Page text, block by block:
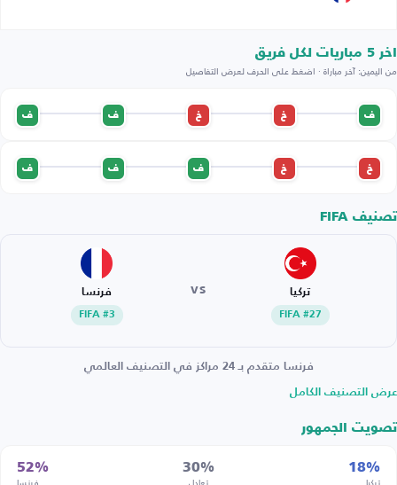
اخر 5 مباريات لكل فريق
من اليمين: آخر مباراة · اضغط على الحرف لعرض التفاصيل
ف خ خ ف ف
خ خ ف ف ف
تصنيف FIFA
تركيا
FIFA #27
VS فرنسا
FIFA #3
فرنسا متقدم بـ 24 مراكز في التصنيف العالمي
عرض التصنيف الكامل
تصويت الجمهور
18%
30%
52%